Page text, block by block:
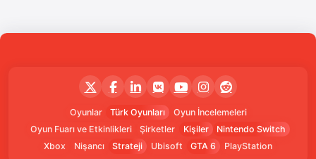
Oyunlar Türk Oyunları
Oyun İncelemeleri
Oyun Fuarı ve Etkinlikleri
Şirketler Kişiler
Nintendo Switch
Xbox
Nişancı Strateji Ubisoft GTA 6 PlayStation